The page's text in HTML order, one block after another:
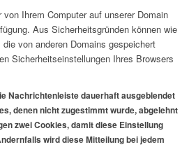
Ihrem Computer auf unserer Domain
Aus Sicherheitsgründen können wie
von anderen Domains gespeichert
Sicherheitseinstellungen Ihres Browsers
Nachrichtenleiste dauerhaft ausgeblendet
denen nicht zugestimmt wurde, abgelehnt
zwei Cookies, damit diese Einstellung
wird diese Mitteilung bei jedem